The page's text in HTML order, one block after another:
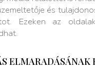
és
Ezeken az
ELMARADÁSÁNAK